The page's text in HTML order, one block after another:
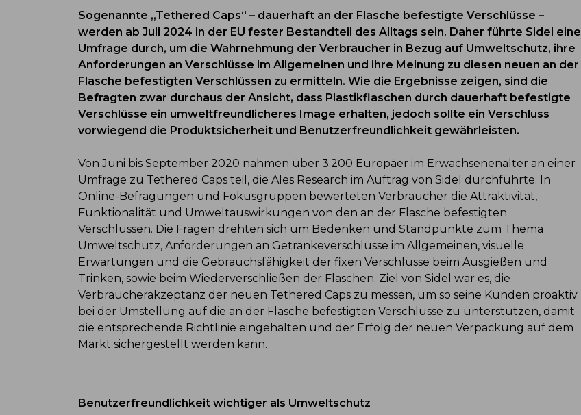
Sogenannte „Tethered Caps“ – dauerhaft an der Flasche befestigte Verschlüsse –
werden ab Juli 2024 in der EU fester Bestandteil des Alltags sein. Daher führte Sidel eine
Umfrage durch, um die Wahrnehmung der Verbraucher in Bezug auf Umweltschutz, ihre
Anforderungen an Verschlüsse im Allgemeinen und ihre Meinung zu diesen neuen an der
Flasche befestigten Verschlüssen zu ermitteln. Wie die Ergebnisse zeigen, sind die
Befragten zwar durchaus der Ansicht, dass Plastikflaschen durch dauerhaft befestigte
Verschlüsse ein umweltfreundlicheres Image erhalten, jedoch sollte ein Verschluss
vorwiegend die Produktsicherheit und Benutzerfreundlichkeit gewährleisten.
Von Juni bis September 2020 nahmen über 3.200 Europäer im Erwachsenenalter an einer
Umfrage zu Tethered Caps teil, die Ales Research im Auftrag von Sidel durchführte. In
Online-Befragungen und Fokusgruppen bewerteten Verbraucher die Attraktivität,
Funktionalität und Umweltauswirkungen von den an der Flasche befestigten
Verschlüssen. Die Fragen drehten sich um Bedenken und Standpunkte zum Thema
Umweltschutz, Anforderungen an Getränkeverschlüsse im Allgemeinen, visuelle
Erwartungen und die Gebrauchsfähigkeit der fixen Verschlüsse beim Ausgießen und
Trinken, sowie beim Wiederverschließen der Flaschen. Ziel von Sidel war es, die
Verbraucherakzeptanz der neuen Tethered Caps zu messen, um so seine Kunden proaktiv
bei der Umstellung auf die an der Flasche befestigten Verschlüsse zu unterstützen, damit
die entsprechende Richtlinie eingehalten und der Erfolg der neuen Verpackung auf dem
Markt sichergestellt werden kann.
Benutzerfreundlichkeit wichtiger als Umweltschutz